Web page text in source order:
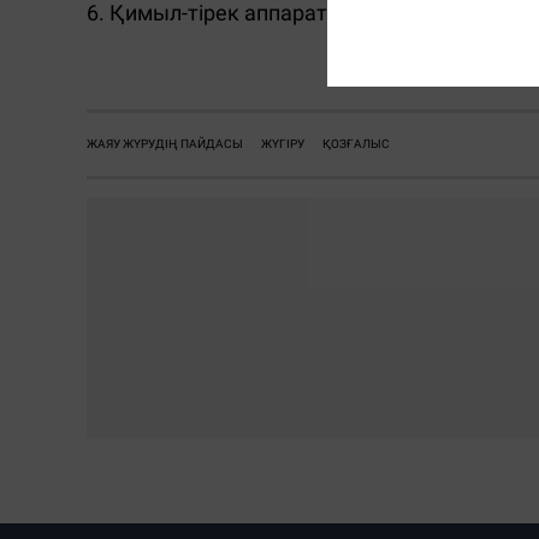
6. Қимыл-тірек аппараты мен
ЖАЯУ ЖҮРУДІҢ ПАЙДАСЫ ЖҮГІРУ ҚОЗҒАЛЫС